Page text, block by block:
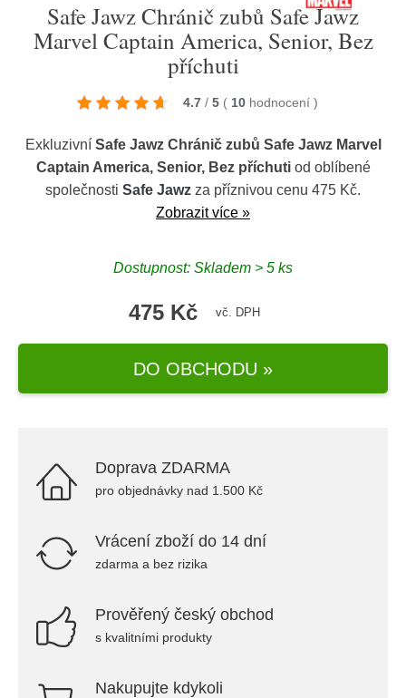
Safe Jawz Chránič zubů Safe Jawz
Marvel Captain America, Senior, Bez
příchuti
4.7 / 5 ( 10 hodnocení )
Exkluzivní Safe Jawz Chránič zubů Safe Jawz Marvel
Captain America, Senior, Bez příchutiod oblíbené
společnosti Safe Jawz za příznivou cenu 475 Kč.
Zobrazit více »
Dostupnost: Skladem > 5 ks
475 Kč vč. DPH
DO OBCHODU »
Doprava ZDARMA
pro objednávky nad 1.500 Kč
Vrácení zboží do 14 dní
zdarma a bez rizika
Prověřený český obchod
s kvalitními produkty
Nakupujte kdykoli